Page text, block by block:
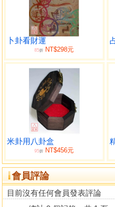
05．佔筮實踐︰用實例解讀卦象
第二章 大師教你用《易經》占
01．乾︰自強不息，助財源廣
02．坤︰相時而動，以守為攻
03．屯︰謹慎投資，以防血本
04．蒙︰能力欠缺，財運的絆腳
05．需︰時機未成熟，不可貿然
06．訟︰和氣生財要謹記
07．師︰生財有道，安保財運長
08．比︰財運要提升，人際要和
10．履︰小心謹慎創財富
11．泰︰否極泰來，萬事吉
12．否︰萬事蕭條似寒冬
13．同人︰同心同德，助財路
14．大有︰財運當頭事事順
卜卦看財運
85折 NT$298元
米卦用八卦盒
95折 NT$456元
會員評論
目前沒有任何會員發表評論